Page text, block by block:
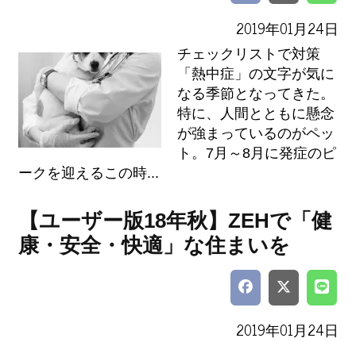
2019年01月24日
チェックリストで対策
「熱中症」の文字が気に
なる季節となってきた。
特に、人間とともに懸念
が強まっているのがペッ
ト。7月～8月に発症のピ
ークを迎えるこの時...
【ユーザー版18年秋】ZEHで「健
康・安全・快適」な住まいを
2019年01月24日